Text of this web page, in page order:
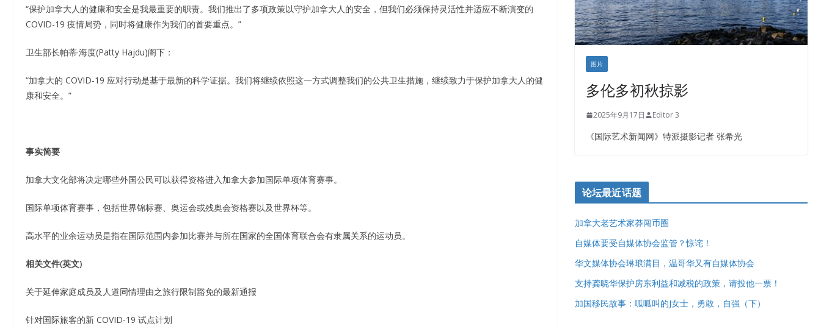
“保护加拿大人的健康和安全是我最重要的职责。我们推出了多项政策以守护加拿大人的安全，但我们必须保持灵活性并适应不断演变的
COVID-19 疫情局势，同时将健康作为我们的首要重点。”
卫生部长帕蒂·海度(Patty Hajdu)阁下：
“加拿大的 COVID-19 应对行动是基于最新的科学证据。我们将继续依照这一方式调整我们的公共卫生措施，继续致力于保护加拿大人的健
康和安全。”
事实简要
加拿大文化部将决定哪些外国公民可以获得资格进入加拿大参加国际单项体育赛事。
国际单项体育赛事，包括世界锦标赛、奥运会或残奥会资格赛以及世界杯等。
高水平的业余运动员是指在国际范围内参加比赛并与所在国家的全国体育联合会有隶属关系的运动员。
相关文件(英文)
关于延伸家庭成员及人道同情理由之旅行限制豁免的最新通报
针对国际旅客的新 COVID-19 试点计划
图片
多伦多初秋掠影
2025年9月17日 Editor 3
《国际艺术新闻网》特派摄影记者 张希光
论坛最近话题
加拿大老艺术家莽闯币圈
自媒体要受自媒体协会监管？惊诧！
华文媒体协会琳琅满目，温哥华又有自媒体协会
支持龚晓华保护房东利益和减税的政策，请投他一票！
加国移民故事：呱呱叫的J女士，勇敢，自强（下）